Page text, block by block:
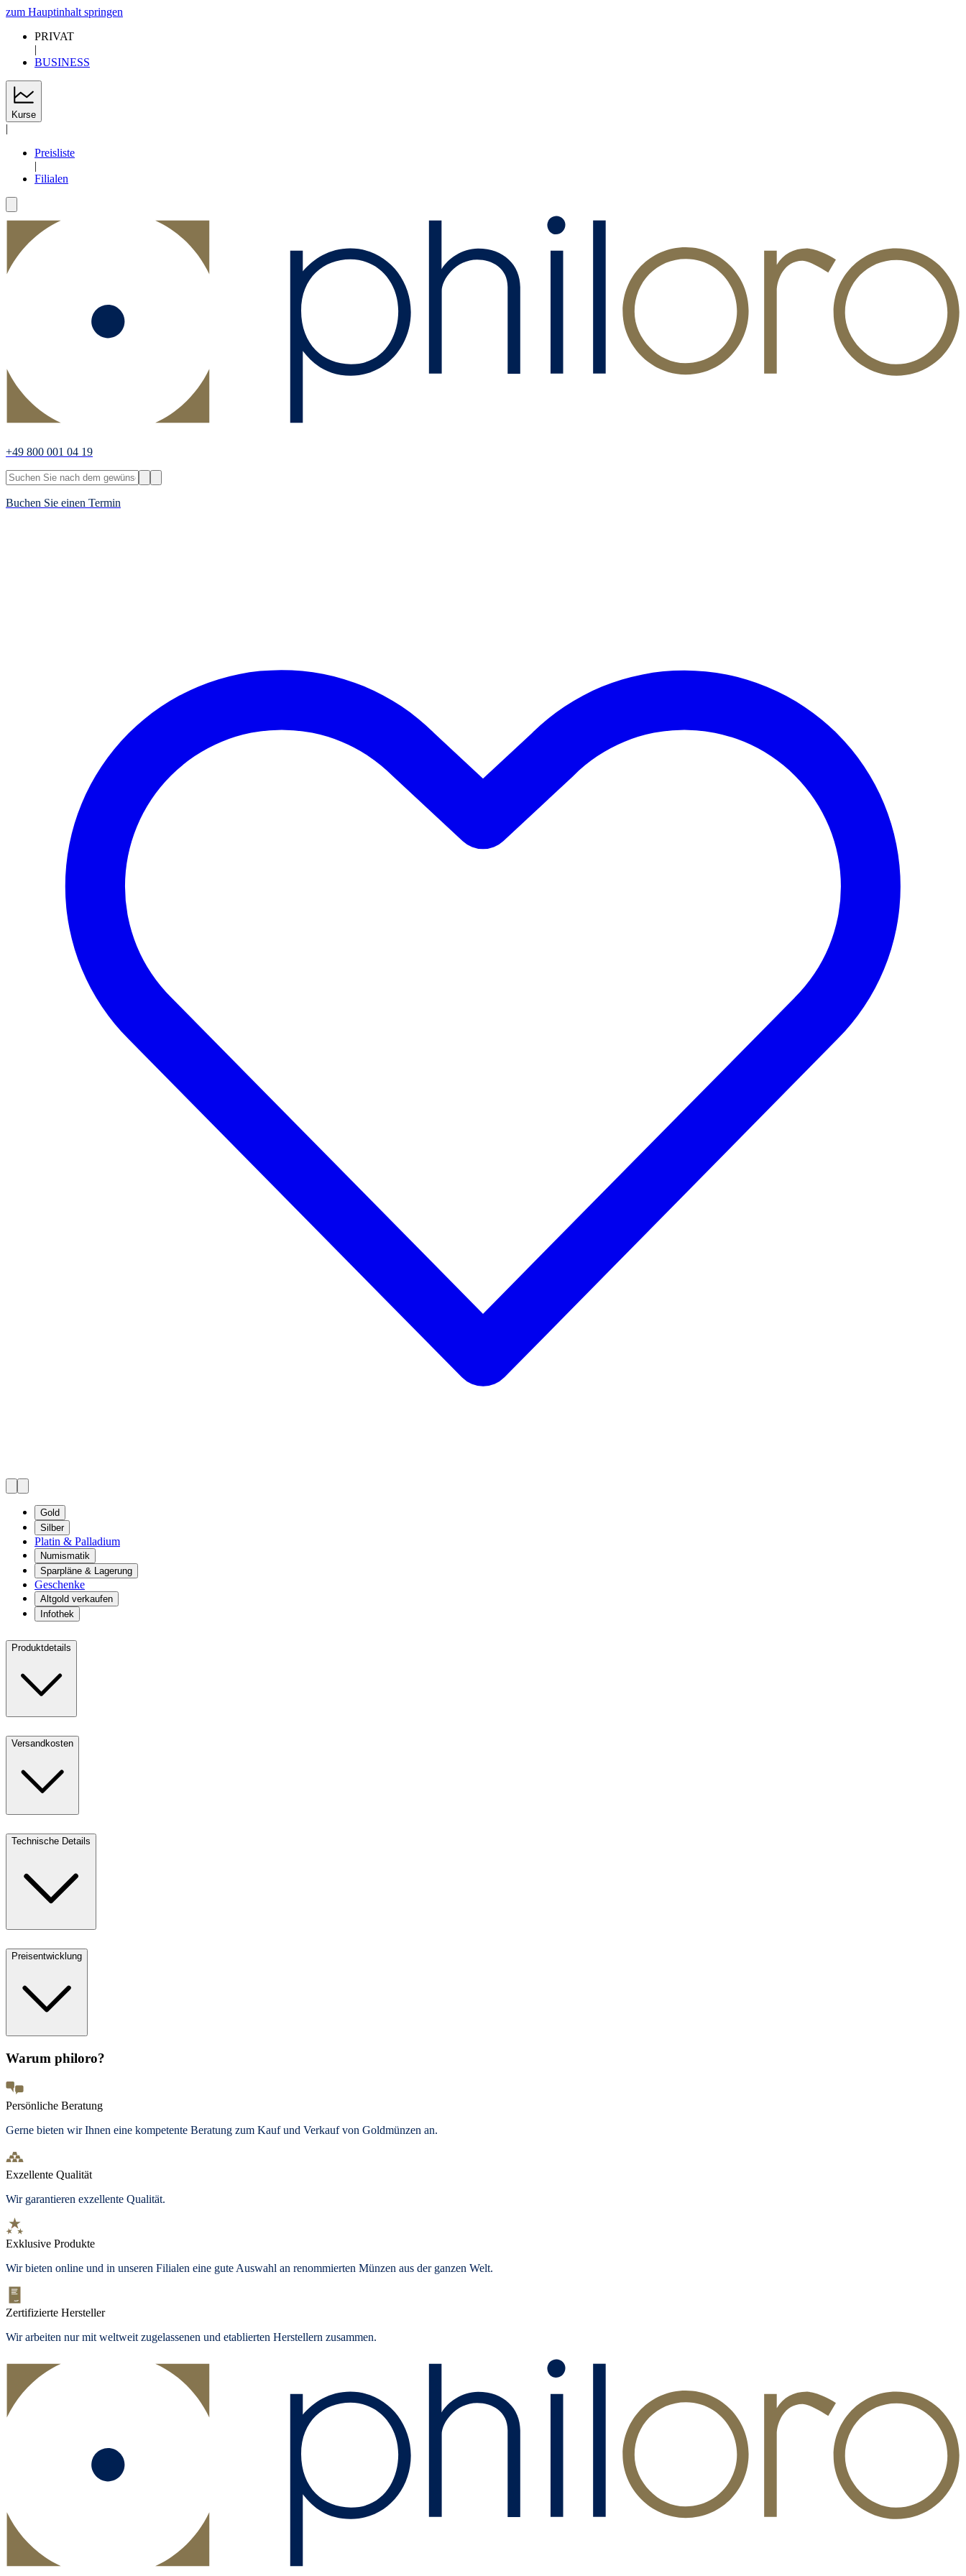
zum Hauptinhalt springen
PRIVAT
|
BUSINESS
Kurse
|
Preisliste
|
Filialen
+49 800 001 04 19
Buchen Sie einen Termin
Gold
Silber
Platin & Palladium
Numismatik
Sparpläne & Lagerung
Geschenke
Altgold verkaufen
Infothek
Produktdetails
Versandkosten
Technische Details
Preisentwicklung
Warum philoro?
Persönliche Beratung
Gerne bieten wir Ihnen eine kompetente Beratung zum Kauf und Verkauf von Goldmünzen an.
Exzellente Qualität
Wir garantieren exzellente Qualität.
Exklusive Produkte
Wir bieten online und in unseren Filialen eine gute Auswahl an renommierten Münzen aus der ganzen Welt.
Zertifizierte Hersteller
Wir arbeiten nur mit weltweit zugelassenen und etablierten Herstellern zusammen.